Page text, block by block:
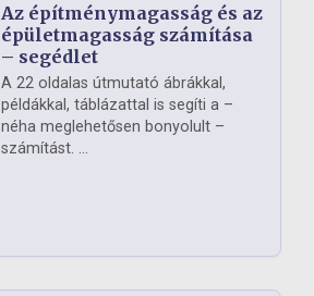
Az építménymagasság és az
épületmagasság számítása
– segédlet
A 22 oldalas útmutató ábrákkal,
példákkal, táblázattal is segíti a –
néha meglehetősen bonyolult –
számítást. ...